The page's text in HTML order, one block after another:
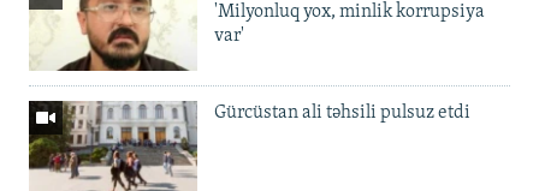
'Milyonluq yox, minlik korrupsiya
var'
Gürcüstan ali təhsili pulsuz etdi